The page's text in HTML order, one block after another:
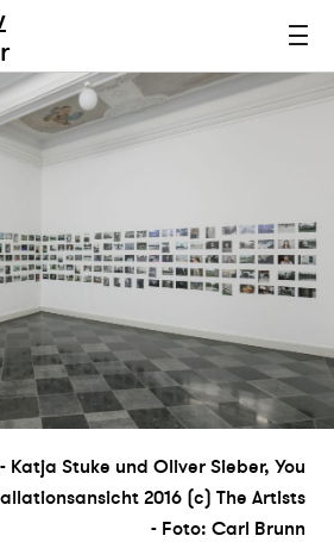
Katja Stuke und Oliver Sieber, You
2016 (c) The Artists
- Foto: Carl Brunn